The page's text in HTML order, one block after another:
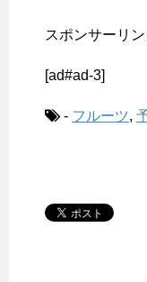
スポンサーリン
[ad#ad-3]
- フルーツ,